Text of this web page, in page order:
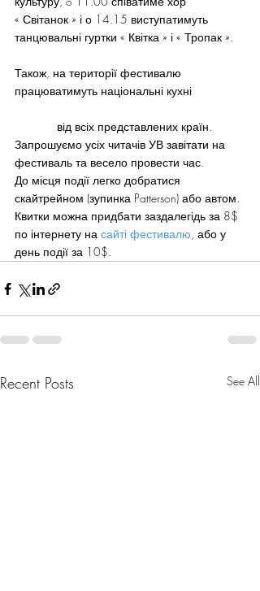
« Світанок » і о 14.15 виступатимуть
танцювальні гуртки « Квітка » і « Тропак ».
Також, на території фестивалю
працюватимуть національні кухні
від всіх представлених країн.
Запрошуємо усіх читачів УВ завітати на
фестиваль та весело провести час.
До місця події легко добратися
скайтрейном (зупинка Patterson) або автом.
Квитки можна придбати заздалегідь за 8$
по інтернету на сайті фестивалю, або у
день події за 10$.
Recent Posts See All